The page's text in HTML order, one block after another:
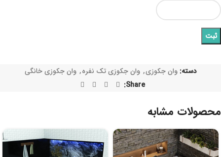
دسته: وان جکوزی, وان جکوزی تک نفره, وان جکوزی خانگی
Share:
محصولات مشابه